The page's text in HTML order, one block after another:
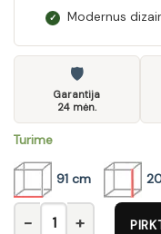
✓ Modernus
🛡
Garantija
24 mėn.
Turime
91 cm
produkto kiekis: